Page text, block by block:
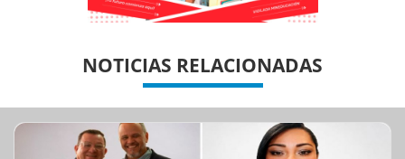
NOTICIAS RELACIONADAS